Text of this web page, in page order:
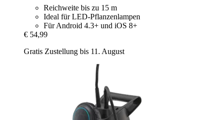
Reichweite bis zu 15 m
Ideal für LED-Pflanzenlampen
Für Android 4.3+ und iOS 8+
€ 54,99
Gratis Zustellung bis 11. August